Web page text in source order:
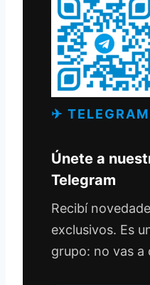
✈ TELEGRAM
Únete a
Telegram
Recibí
exclusivos. Es
grupo: no vas a